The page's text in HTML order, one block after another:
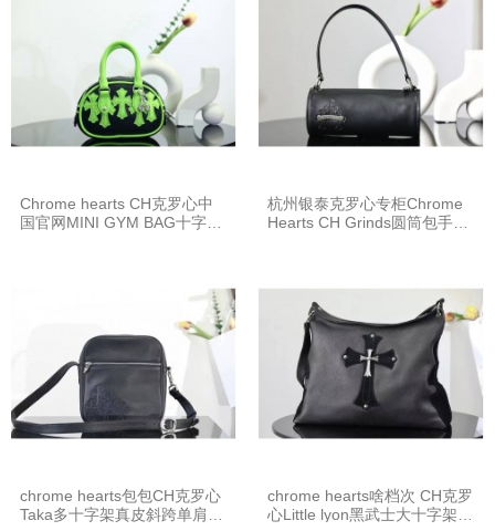
Chrome hearts CH克罗心中
国官网MINI GYM BAG十字架
杭州银泰克罗心专柜Chrome
Hearts CH Grinds圆筒包手提
chrome hearts包包CH克罗心
Taka多十字架真皮斜跨单肩包
chrome hearts啥档次 CH克罗
心Little lyon黑武士大十字架单